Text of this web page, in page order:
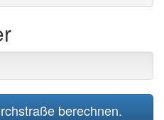
berechnen.